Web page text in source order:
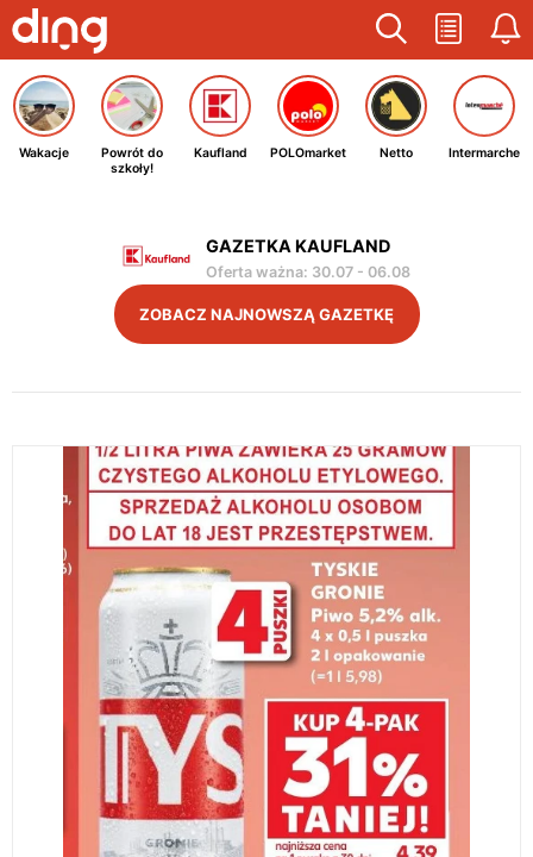
Wakacje
Powrót do
szkoły!
Kaufland POLOmarket Netto Intermarche
GAZETKA KAUFLAND
Oferta ważna: 30.07 - 06.08
ZOBACZ NAJNOWSZĄ GAZETKĘ